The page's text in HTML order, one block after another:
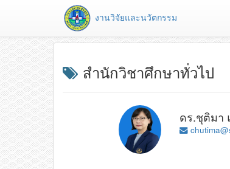
งานวิจัยและนวัตกรรม
สำนักวิชาศึกษาทั่วไป
ดร.ชุติมา